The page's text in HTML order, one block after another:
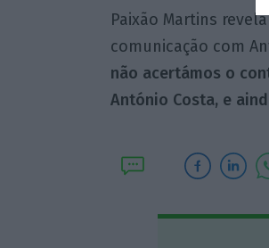
Paixão Martins
comunicação com
não acertámos o
António Costa, e